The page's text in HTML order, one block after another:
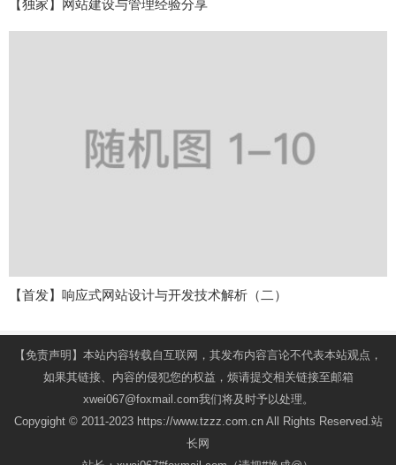
【独家】网站建设与管理经验分享
【首发】响应式网站设计与开发技术解析（二）
【免责声明】本站内容转载自互联网，其发布内容言论不代表本站观点，
如果其链接、内容的侵犯您的权益，烦请提交相关链接至邮箱
xwei067@foxmail.com我们将及时予以处理。
Copygight © 2011-2023 https://www.tzzz.com.cn All Rights Reserved.站
长网